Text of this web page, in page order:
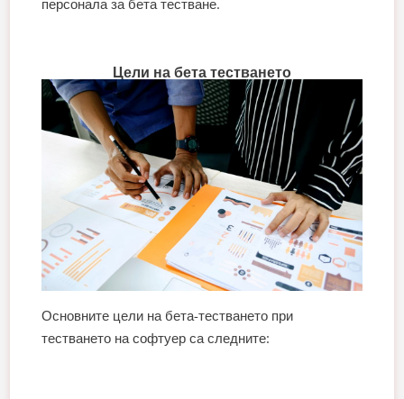
Цели на бета тестването
Основните цели на бета-тестването при
тестването на софтуер са следните: